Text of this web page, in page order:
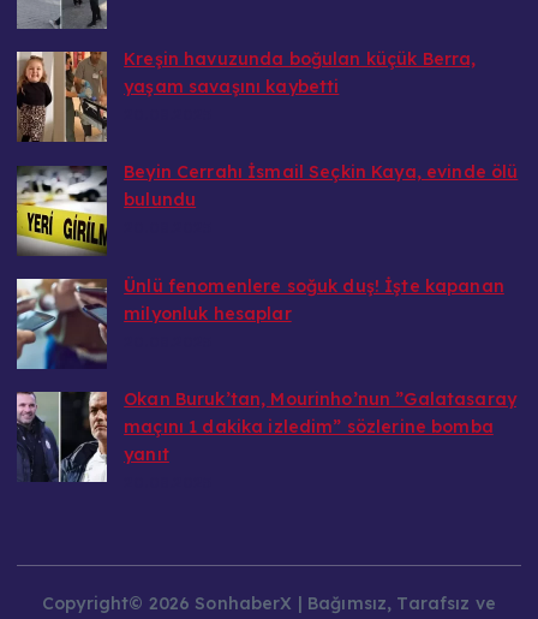
Kreşin havuzunda boğulan küçük Berra,
yaşam savaşını kaybetti
Beyin Cerrahı İsmail Seçkin Kaya, evinde ölü
bulundu
Ünlü fenomenlere soğuk duş! İşte kapanan
milyonluk hesaplar
Okan Buruk’tan, Mourinho’nun ”Galatasaray
maçını 1 dakika izledim” sözlerine bomba
yanıt
Copyright© 2026 SonhaberX | Bağımsız, Tarafsız ve